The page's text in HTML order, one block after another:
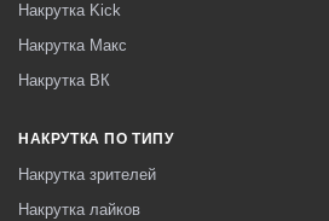
Накрутка Kick
Накрутка Макс
Накрутка ВК
НАКРУТКА ПО ТИПУ
Накрутка зрителей
Накрутка лайков